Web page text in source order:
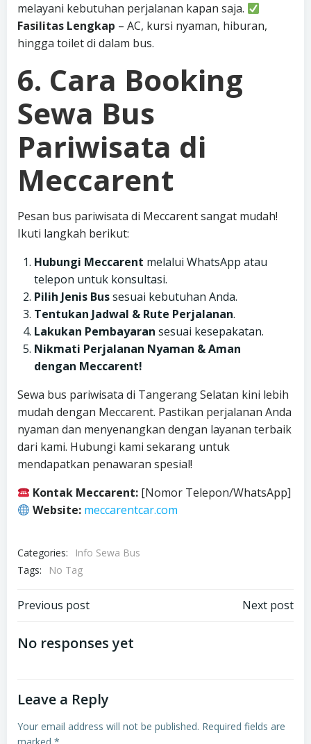
melayani kebutuhan perjalanan kapan saja.
Fasilitas Lengkap – AC, kursi nyaman, hiburan,
hingga toilet di dalam bus.
6. Cara Booking
Sewa Bus
Pariwisata di
Meccarent
Pesan bus pariwisata di Meccarent sangat mudah!
Ikuti langkah berikut:
Hubungi Meccarent melalui WhatsApp atau
telepon untuk konsultasi.
Pilih Jenis Bussesuai kebutuhan Anda.
Tentukan Jadwal & Rute Perjalanan.
Lakukan Pembayaran sesuai kesepakatan.
Nikmati Perjalanan Nyaman & Aman
dengan Meccarent!
Sewa bus pariwisata di Tangerang Selatan kini lebih
mudah dengan Meccarent. Pastikan perjalanan Anda
nyaman dan menyenangkan dengan layanan terbaik
dari kami. Hubungi kami sekarang untuk
mendapatkan penawaran spesial!
Kontak Meccarent: [Nomor Telepon/WhatsApp]
Website: meccarentcar.com
Categories:
Info Sewa Bus
Tags:
No Tag
Post
navigation
Previous post Next post
No responses yet
Leave a Reply
Your email address will not be published. Required fields are